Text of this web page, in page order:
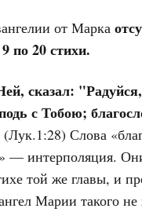
от Марка
по 20 стихи.
сказал: "Радуйся,
с Тобою;
(Лук.1:28) Слова
— интерполяция.
той же главы, и
Марии такого не